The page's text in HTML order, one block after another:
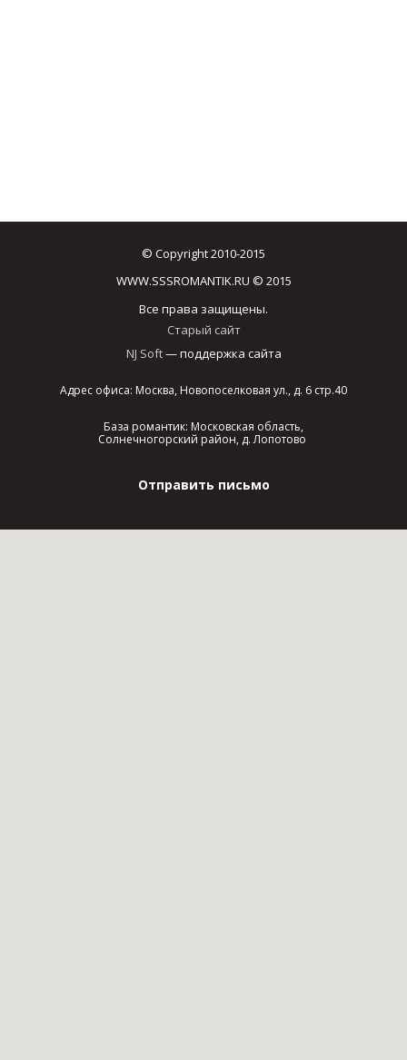
© Copyright 2010-2015
WWW.SSSROMANTIK.RU © 2015
Все права защищены.
Старый сайт
NJ Soft— поддержка сайта
Адрес офиса: Москва, Новопоселковая ул., д. 6 стр.40
База романтик: Московская область,
Солнечногорский район, д. Лопотово
Отправить письмо